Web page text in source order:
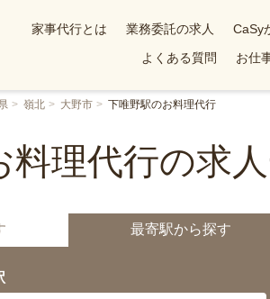
家事代行とは 業務委託の求人 CaSy
よくある質問
お仕
嶺北 大野市 下唯野駅のお料理代行
料理代行の求
最寄駅から探す